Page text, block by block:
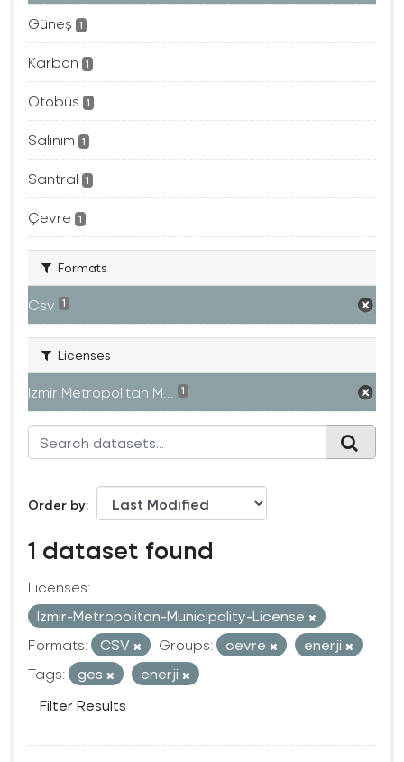
Güneş 1
Karbon 1
Otobüs 1
Salınım 1
Santral 1
Çevre 1
Formats
Csv 1
Licenses
Izmir Metropolitan M... 1
Order by
1 dataset found
Licenses:
Izmir-Metropolitan-Municipality-License
Formats:
CSV Groups: cevre
enerji
Tags:
ges
enerji
Filter Results